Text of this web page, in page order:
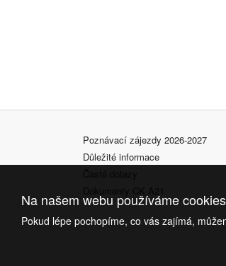
Poznávací zájezdy 2026-2027
Důležité informace
Na našem webu používáme cookies
Pokud lépe pochopíme, co vás zajímá,